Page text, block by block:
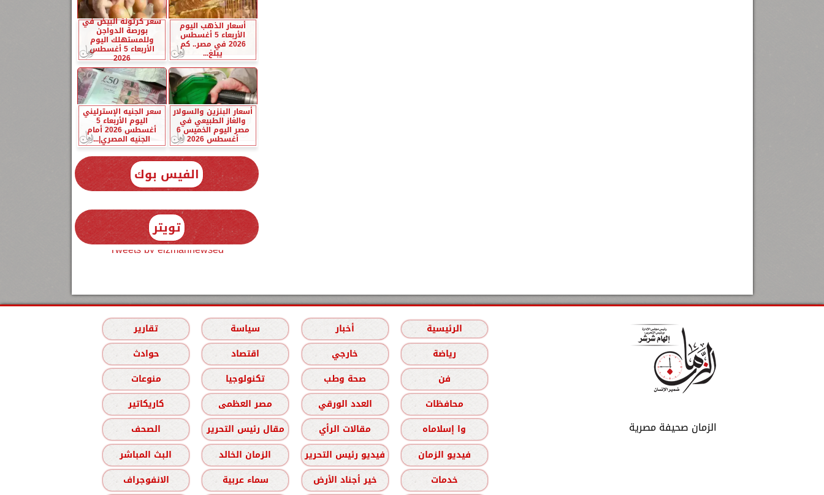
أسعار الذهب اليوم
الأربعاء 5 أغسطس
2026 في مصر.. كم
يبلغ...
سعر كرتونة البيض في
بورصة الدواجن
وللمستهلك اليوم
الأربعاء 5 أغسطس
2026
أسعار البنزين والسولار
والغاز الطبيعي في
مصر اليوم الخميس 6
أغسطس 2026
سعر الجنيه الإسترليني
اليوم الأربعاء 5
أغسطس 2026 أمام
الجنيه المصري|...
الفيس بوك
تويتر
Tweets by elzmannewseg
الزمان صحيفة مصرية
الرئيسية أخبار سياسة
تقارير
رياضة
خارجي اقتصاد
حوادث
فن
صحة وطب تكنولوجيا
منوعات
محافظات
العدد الورقي مصر العظمى
كاريكاتير
وا إسلاماه
مقالات الرأي مقال رئيس التحرير
الصحف
فيديو الزمان
فيديو رئيس التحرير الزمان الخالد
البث المباشر
خدمات
خير أجناد الأرض سماء عربية الانفوجراف